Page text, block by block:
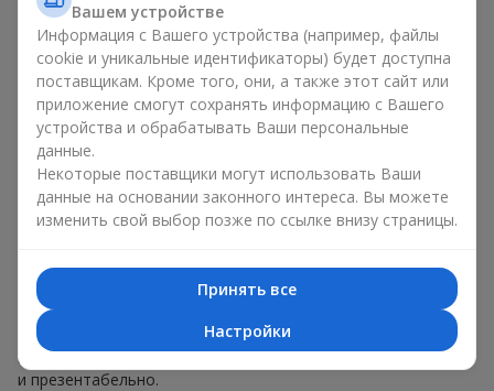
Идеи оформления корзины с
фруктами в подарок
Эмоциональная окраска, которую несет букет в корзине из
фруктов, зависит от оформления. Оно имеет значение не
меньше, чем наполнение. Именно праздничное оформление
превращает обычный букет в корзине из фруктов в
гастрономический подарок. В компании
Flowers.ua
всегда учитываем пожелания клиента при создании декора.
При формировании композиции используются натуральные
декоративные элементы, соответствующие событию.
По желанию клиента корзина с фруктами может быть
оформлена в прозрачной пленке или стильной коробке —
всегда с праздничной подачей, которая выглядит аккуратно
и презентабельно.
Вашем устройстве
Информация с Вашего устройства (например, файлы
cookie и уникальные идентификаторы) будет доступна
поставщикам. Кроме того, они, а также этот сайт или
приложение смогут сохранять информацию с Вашего
устройства и обрабатывать Ваши персональные
данные.
Некоторые поставщики могут использовать Ваши
данные на основании законного интереса. Вы можете
изменить свой выбор позже по ссылке внизу страницы.
Принять все
Настройки